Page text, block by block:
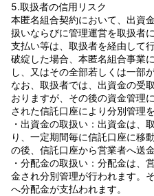
5.取扱者の信用リスク
本匿名組合契約において、出資
扱いならびに管理運営を取扱者
支払い等は、取扱者を経由して
破綻した場合、本匿名組合事業
し、又はその全部若しくは一部
なお、取扱者では、出資金の受
おりますが、その後の資金管理
された信託口座により分別管理
・出資金の取扱い：出資金は、
り、一定期間毎に信託口座に移
の後、信託口座から営業者へ送金
・分配金の取扱い：分配金は、
金され分別管理が行われます。
へ分配金が支払われます。